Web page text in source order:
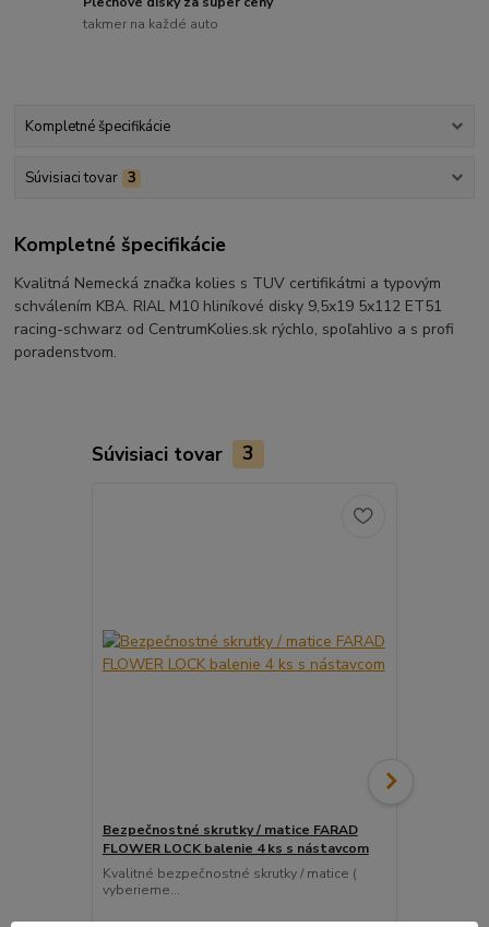
takmer na každé auto
Kompletné špecifikácie
Súvisiaci tovar 3
Kompletné špecifikácie
Kvalitná Nemecká značka kolies s TUV certifikátmi a typovým
schválením KBA. RIAL M10 hliníkové disky 9,5x19 5x112 ET51
racing-schwarz od CentrumKolies.sk rýchlo, spoľahlivo a s profi
poradenstvom.
Súvisiaci tovar 3
Bezpečnostné skrutky / matice FARAD
FLOWER LOCK balenie 4 ks s nástavcom
Kvalitné bezpečnostné skrutky / matice (
vyberieme...